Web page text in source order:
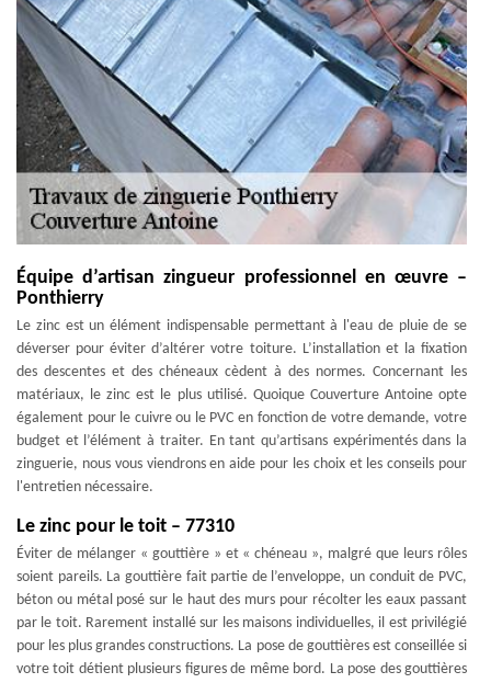
Équipe d’artisan zingueur professionnel en œuvre –
Ponthierry
Le zinc est un élément indispensable permettant à l'eau de pluie de se
déverser pour éviter d’altérer votre toiture. L’installation et la fixation
des descentes et des chéneaux cèdent à des normes. Concernant les
matériaux, le zinc est le plus utilisé. Quoique Couverture Antoine opte
également pour le cuivre ou le PVC en fonction de votre demande, votre
budget et l’élément à traiter. En tant qu’artisans expérimentés dans la
zinguerie, nous vous viendrons en aide pour les choix et les conseils pour
l'entretien nécessaire.
Le zinc pour le toit – 77310
Éviter de mélanger « gouttière » et « chéneau », malgré que leurs rôles
soient pareils. La gouttière fait partie de l’enveloppe, un conduit de PVC,
béton ou métal posé sur le haut des murs pour récolter les eaux passant
par le toit. Rarement installé sur les maisons individuelles, il est privilégié
pour les plus grandes constructions. La pose de gouttières est conseillée si
votre toit détient plusieurs figures de même bord. La pose des gouttières